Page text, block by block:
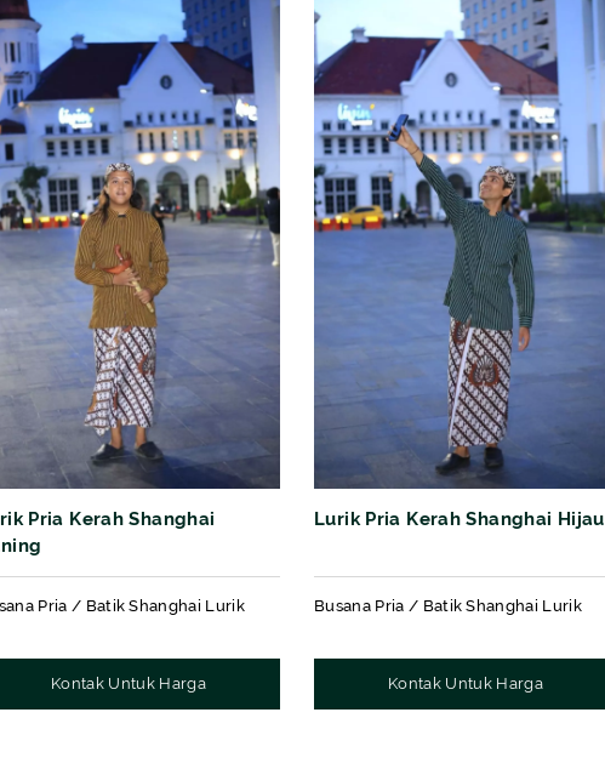
Pria Kerah Shanghai
Pria / Batik Shanghai Lurik
Kontak Untuk Harga
Lurik Pria Kerah Shanghai Hijau
Busana Pria / Batik Shanghai Lurik
Kontak Untuk Harga